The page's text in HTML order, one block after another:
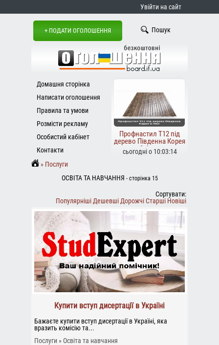
Увійти на сайт
+ ПОДАТИ ОГОЛОШЕННЯ Пошук
Домашня сторінка
Написати оголошення
Правила та умови
Розмісти рекламу
Особистий кабінет
Контакти
Профнастил Т12 під
дерево Південна Корея
0.4м...
сьогодні о 10:03:14
Послуги
ОСВІТА ТА НАВЧАННЯ - сторінка 15
Сортувати:
Популярніші Дешевші ДорожчіСтарші Новіші
Купити вступ дисертації в Україні
Бажаєте купити вступ дисертації в Україні, яка
вразить комісію та...
Послуги
Освіта та навчання